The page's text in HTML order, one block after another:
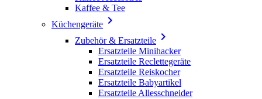
Kaffee & Tee
Küchengeräte 
Zubehör & Ersatzteile 
Ersatzteile Minihacker
Ersatzteile Reclettegeräte
Ersatzteile Reiskocher
Ersatzteile Babyartikel
Ersatzteile Allesschneider